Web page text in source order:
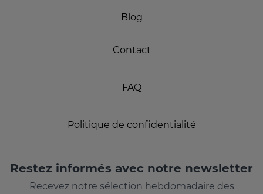
Blog
Contact
FAQ
Politique de confidentialité
Restez informés avec notre newsletter
Recevez notre sélection hebdomadaire des